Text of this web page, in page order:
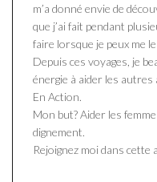
m’a donné envie de
que j’ai fait pendant
faire lorsque je peux me
Depuis ces voyages, je
énergie à aider les
En Action.
Mon but? Aider les
dignement.
Rejoignez moi dans cette